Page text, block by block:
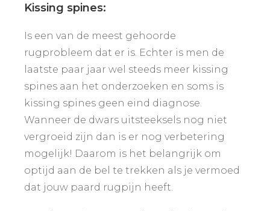
Kissing spines:
Is een van de meest gehoorde
rugprobleem dat er is. Echter is men de
laatste paar jaar wel steeds meer kissing
spines aan het onderzoeken en soms is
kissing spines geen eind diagnose.
Wanneer de dwars uitsteeksels nog niet
vergroeid zijn dan is er nog verbetering
mogelijk! Daarom is het belangrijk om
optijd aan de bel te trekken als je vermoed
dat jouw paard rugpijn heeft.